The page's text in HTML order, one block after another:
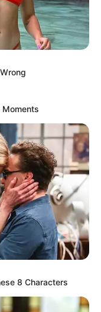
ο 45χρονος
σοβαρά σε
της Ρόδου,
8 Characters